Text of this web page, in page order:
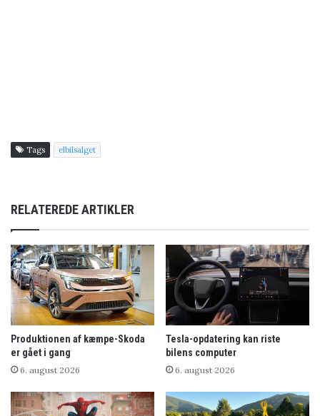
Tags elbilsalget
RELATEREDE ARTIKLER
Produktionen af kæmpe-Skoda
er gået i gang
6. august 2026
Tesla-opdatering kan riste
bilens computer
6. august 2026